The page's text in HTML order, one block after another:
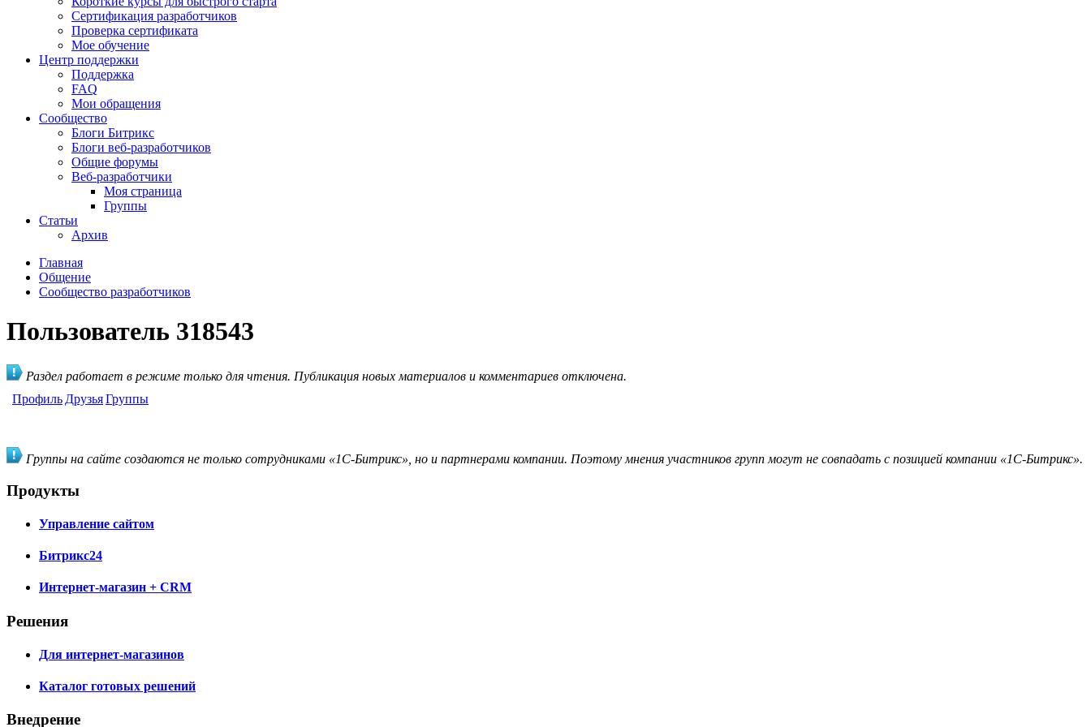
Сертификация разработчиков
Проверка сертификата
Мое обучение
Центр поддержки
Поддержка
FAQ
Мои обращения
Сообщество
Блоги Битрикс
Блоги веб-разработчиков
Общие форумы
Веб-разработчики
Моя страница
Группы
Статьи
Архив
Главная
Общение
Сообщество разработчиков
Пользователь 318543
Раздел работает в режиме только для чтения. Публикация новых материалов и комментариев отключена.
Профиль ДрузьяГруппы
Группы на сайте создаются не только сотрудниками «1С-Битрикс», но и партнерами компании. Поэтому мнения участников групп могут не совпадать с позицией компании «1С-Битрикс».
Продукты
Управление сайтом
Битрикс24
Интернет-магазин + CRM
Решения
Для интернет-магазинов
Каталог готовых решений
Внедрение